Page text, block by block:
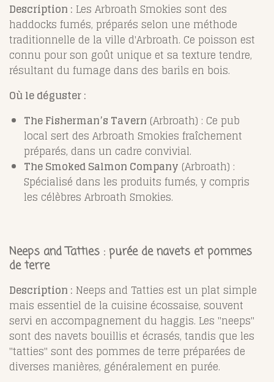
Description : Les Arbroath Smokies sont des
haddocks fumés, préparés selon une méthode
traditionnelle de la ville d'Arbroath. Ce poisson est
connu pour son goût unique et sa texture tendre,
résultant du fumage dans des barils en bois.
Où le déguster :
The Fisherman’s Tavern (Arbroath) : Ce pub
local sert des Arbroath Smokies fraîchement
préparés, dans un cadre convivial.
The Smoked Salmon Company (Arbroath) :
Spécialisé dans les produits fumés, y compris
les célèbres Arbroath Smokies.
Neeps and Tatties : purée de navets et pommes
de terre
Description : Neeps and Tatties est un plat simple
mais essentiel de la cuisine écossaise, souvent
servi en accompagnement du haggis. Les "neeps"
sont des navets bouillis et écrasés, tandis que les
"tatties" sont des pommes de terre préparées de
diverses manières, généralement en purée.